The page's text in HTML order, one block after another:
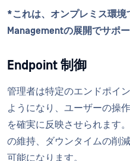
*これは、オンプレミス環境
Managementの展開でサポ
Endpoint 制御
管理者は特定のエンドポイ
ようになり、ユーザーの操
を確実に反映させられます
の維持、ダウンタイムの削
可能になります。